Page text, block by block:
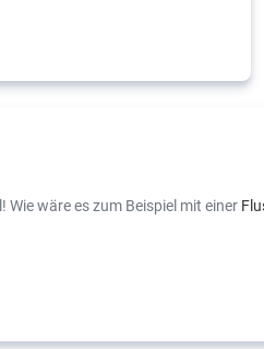
wäre es zum Beispiel mit einer